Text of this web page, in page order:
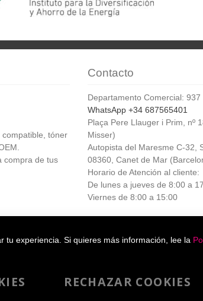
tóner
compra de tus
Contacto
Departamento Comercial:
WhatsApp +34 687565401
Plaça Pere Llauger i Prim, nº
Misser)
Autopista del Maresme C-32,
08360, Canet de Mar
Horario de Atención al cliente:
De lunes a jueves de 8:00 a
Viernes de 8:00 a 15:00
informativo
tu experiencia. Si quieres más información, lee la
RECHAZAR COOKIES